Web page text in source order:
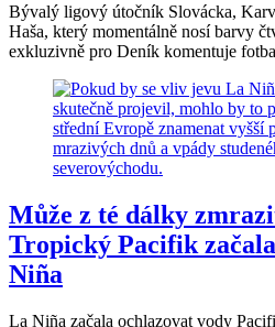
Bývalý ligový útočník Slovácka,
Haša, který momentálně nosí barvy
exkluzivně pro Deník komentuje
Může z té dálky
Tropický Pacifik
Niña
La Niña začala ochlazovat vody